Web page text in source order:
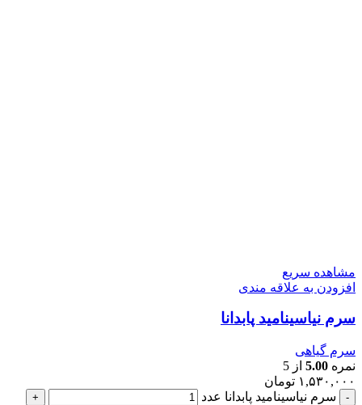
مشاهده سریع
افزودن به علاقه مندی
سرم نیاسینامید پابدانا
سرم گیاهی
نمره 5.00 از 5
۱,۵۳۰,۰۰۰ تومان
سرم نیاسینامید پابدانا عدد